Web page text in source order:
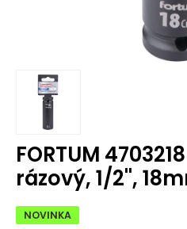
FORTUM
rázový, 1/2'',
NOVINKA